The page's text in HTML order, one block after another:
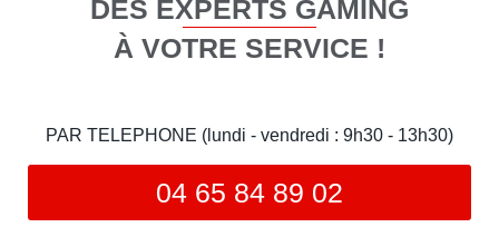
DES EXPERTS GAMING
À VOTRE SERVICE !
PAR TELEPHONE (lundi - vendredi : 9h30 - 13h30)
04 65 84 89 02